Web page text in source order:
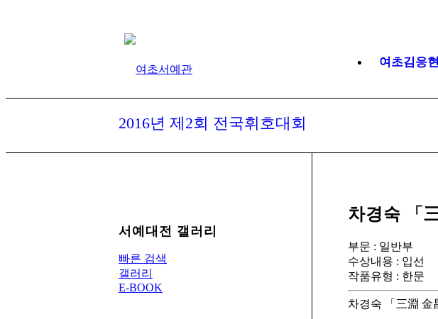
여초김응
2016년 제2회 전국휘호대회
차경숙 「
부문 : 일반부
수상내용 : 입선
작품유형 : 한문
차경숙 「三淵 金
서예대전 갤러리
빠른 검색
갤러리
E-BOOK